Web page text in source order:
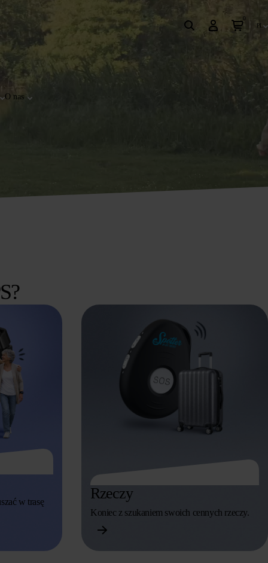
O nas
0
pl
w trasę
Rzeczy
Koniec z szukaniem swoich cennych rzeczy.